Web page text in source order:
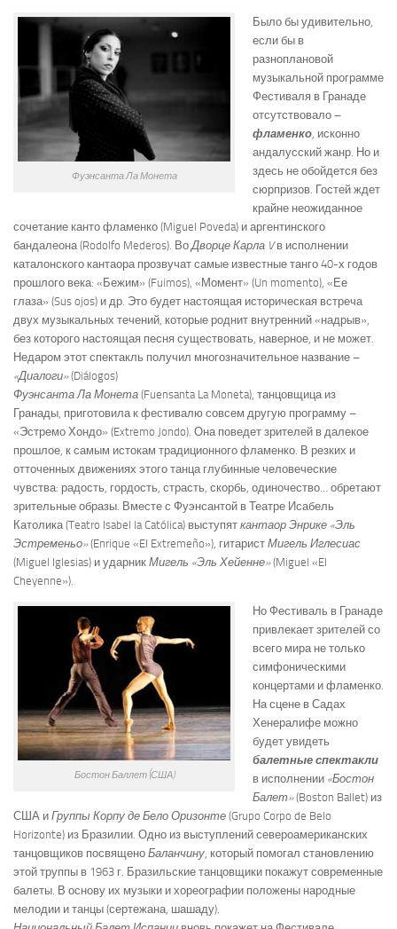
Фуэнсанта Ла Монета
Было бы удивительно,
если бы в
разноплановой
музыкальной программе
Фестиваля в Гранаде
отсутствовало –
фламенко , исконно
андалусский жанр. Но и
здесь не обойдется без
сюрпризов. Гостей ждет
крайне неожиданное
сочетание канто фламенко (Miguel Poveda) и аргентинского
бандалеона (Rodolfo Mederos). Во Дворце Карла Vв исполнении
каталонского кантаора прозвучат самые известные танго 40-х годов
прошлого века: «Бежим» (Fuimos), «Момент» (Un momento), «Ее
глаза» (Sus ojos) и др. Это будет настоящая историческая встреча
двух музыкальных течений, которые роднит внутренний «надрыв»,
без которого настоящая песня существовать, наверное, и не может.
Недаром этот спектакль получил многозначительное название –
«Диалоги»(Diálogos)
Фуэнсанта Ла Монета (Fuensanta La Moneta), танцовщица из
Гранады, приготовила к фестивалю совсем другую программу –
«Эстремо Хондо» (Extremo Jondo). Она поведет зрителей в далекое
прошлое, к самым истокам традиционного фламенко. В резких и
отточенных движениях этого танца глубинные человеческие
чувства: радость, гордость, страсть, скорбь, одиночество… обретают
зрительные образы. Вместе с Фуэнсантой в Театре Исабель
Католика (Teatro Isabel la Católica) выступят кантаор Энрике «Эль
Эстременьо»(Enrique «El Extremeño»), гитарист Мигель Иглесиас
(Miguel Iglesias) и ударник Мигель «Эль Хейенне»(Miguel «El
Cheyenne»).
Бостон Баллет (США)
Но Фестиваль в Гранаде
привлекает зрителей со
всего мира не только
симфоническими
концертами и фламенко.
На сцене в Садах
Хенералифе можно
будет увидеть
балетные спектакли
в исполнении «Бостон
Балет»(Boston Ballet) из
США и Группы Корпу де Бело Оризонте (Grupo Corpo de Belo
Horizonte) из Бразилии. Одно из выступлений североамериканских
танцовщиков посвящено Баланчину , который помогал становлению
этой труппы в 1963 г. Бразильские танцовщики покажут современные
балеты. В основу их музыки и хореографии положены народные
мелодии и танцы (сертежана, шашаду).